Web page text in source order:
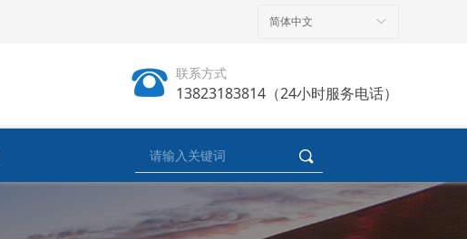
끠
联系方式
13823183814（24小时服务电话）
뀰
ꀅ
简体中文